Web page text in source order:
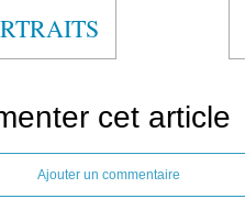
cet article
Ajouter un commentaire